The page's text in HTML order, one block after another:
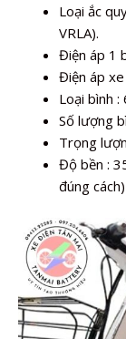
Loại ắc
VRLA).
Điện áp 1
Điện áp
Loại bình
Số lượng
Trọng
Độ bền :
đúng cách)